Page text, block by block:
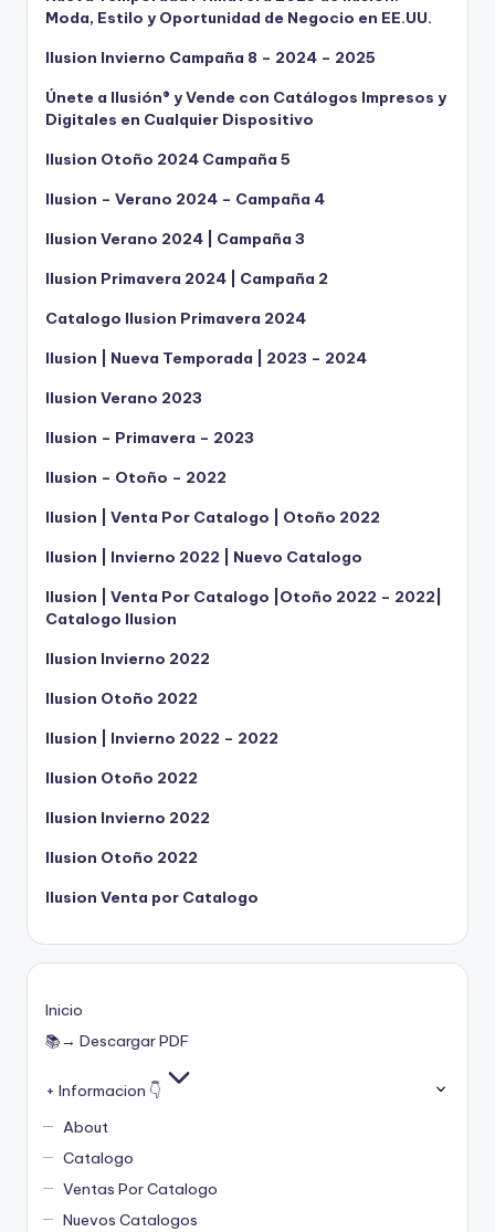
Moda, Estilo y Oportunidad de Negocio en EE.UU.
Ilusion Invierno Campaña 8 – 2024 – 2025
Únete a Ilusión® y Vende con Catálogos Impresos y
Digitales en Cualquier Dispositivo
Ilusion Otoño 2024 Campaña 5
Ilusion – Verano 2024 – Campaña 4
Ilusion Verano 2024 | Campaña 3
Ilusion Primavera 2024 | Campaña 2
Catalogo Ilusion Primavera 2024
Ilusion | Nueva Temporada | 2023 – 2024
Ilusion Verano 2023
Ilusion – Primavera – 2023
Ilusion – Otoño – 2022
Ilusion | Venta Por Catalogo | Otoño 2022
Ilusion | Invierno 2022 | Nuevo Catalogo
Ilusion | Venta Por Catalogo |Otoño 2022 – 2022|
Catalogo Ilusion
Ilusion Invierno 2022
Ilusion Otoño 2022
Ilusion | Invierno 2022 – 2022
Ilusion Otoño 2022
Ilusion Invierno 2022
Ilusion Otoño 2022
Ilusion Venta por Catalogo
Inicio
📚→ Descargar PDF
+ Informacion 👇
About
Catalogo
Ventas Por Catalogo
Nuevos Catalogos